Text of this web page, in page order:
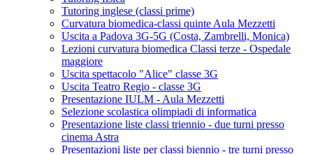
Tutoring inglese (classi prime)
Curvatura biomedica-classi quinte Aula Mezzetti
Uscita a Padova 3G-5G (Costa, Zambrelli, Monica)
Lezioni curvatura biomedica Classi terze - Ospedale
maggiore
Uscita spettacolo "Alice" classe 3G
Uscita Teatro Regio - classe 3G
Presentazione IULM - Aula Mezzetti
Selezione scolastica olimpiadi di informatica
Presentazione liste classi triennio - due turni presso
cinema Astra
Presentazioni liste per classi biennio - tre turni presso